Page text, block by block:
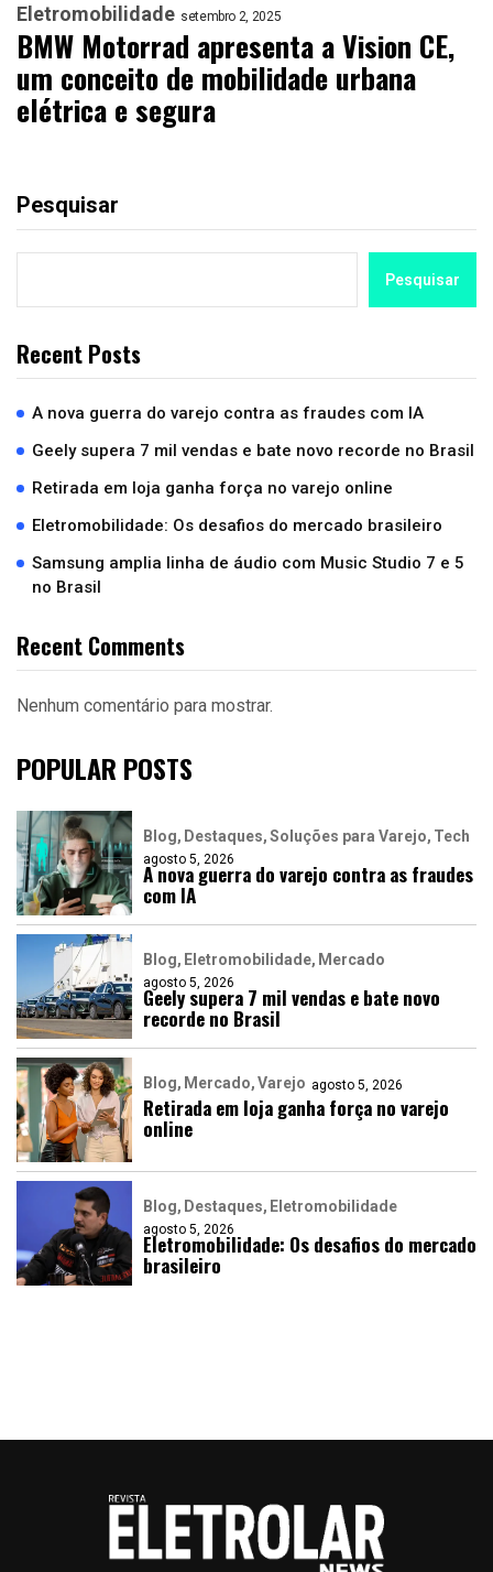
Eletromobilidade setembro 2, 2025
BMW Motorrad apresenta a Vision CE,
um conceito de mobilidade urbana
elétrica e segura
Pesquisar
Pesquisar
Recent Posts
A nova guerra do varejo contra as fraudes com IA
Geely supera 7 mil vendas e bate novo recorde no Brasil
Retirada em loja ganha força no varejo online
Eletromobilidade: Os desafios do mercado brasileiro
Samsung amplia linha de áudio com Music Studio 7 e 5
no Brasil
Recent Comments
Nenhum comentário para mostrar.
POPULAR POSTS
Blog Destaques Soluções para Varejo Tech
agosto 5, 2026
A nova guerra do varejo contra as fraudes
com IA
Blog Eletromobilidade Mercado
agosto 5, 2026
Geely supera 7 mil vendas e bate novo
recorde no Brasil
Blog Mercado Varejo agosto 5, 2026
Retirada em loja ganha força no varejo
online
Blog Destaques Eletromobilidade
agosto 5, 2026
Eletromobilidade: Os desafios do mercado
brasileiro